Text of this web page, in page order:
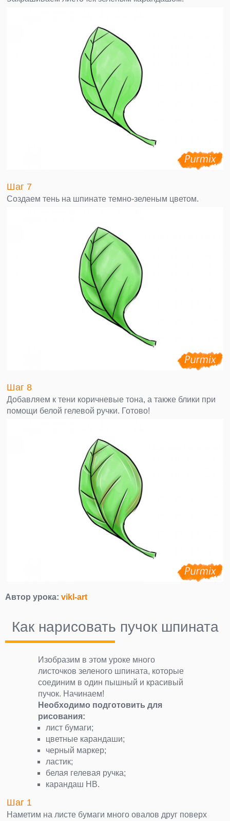
Шаг 7
Создаем тень на шпинате темно-зеленым цветом.
Шаг 8
Добавляем к тени коричневые тона, а также блики при
помощи белой гелевой ручки. Готово!
Автор урока: vikl-art
Как нарисовать пучок шпината
Изобразим в этом уроке много
листочков зеленого шпината, которые
соединим в один пышный и красивый
пучок. Начинаем!
Необходимо подготовить для
рисования:
лист бумаги;
цветные карандаши;
черный маркер;
ластик;
белая гелевая ручка;
карандаш НВ.
Шаг 1
Наметим на листе бумаги много овалов друг поверх